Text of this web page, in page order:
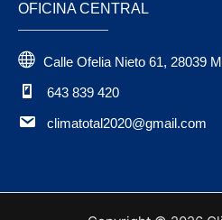
OFICINA CENTRAL
Calle Ofelia Nieto 61, 28039
643 839 420
climatotal2020@gmail.com